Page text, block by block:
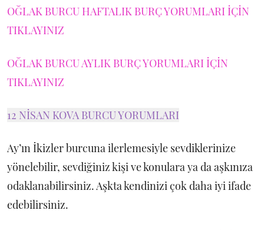
OĞLAK BURCU HAFTALIK BURÇ YORUMLARI İÇİN
TIKLAYINIZ
OĞLAK BURCU AYLIK BURÇ YORUMLARI İÇİN
TIKLAYINIZ
12 NİSAN KOVA BURCU YORUMLARI
Ay’ın İkizler burcuna ilerlemesiyle sevdiklerinize
yönelebilir, sevdiğiniz kişi ve konulara ya da aşkınıza
odaklanabilirsiniz. Aşkta kendinizi çok daha iyi ifade
edebilirsiniz.